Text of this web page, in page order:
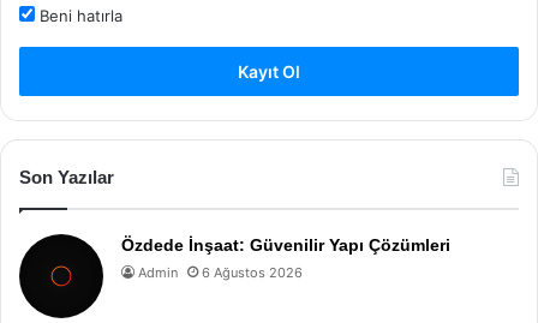
Beni hatırla
Kayıt Ol
Son Yazılar
Özdede İnşaat: Güvenilir Yapı Çözümleri
Admin 6 Ağustos 2026